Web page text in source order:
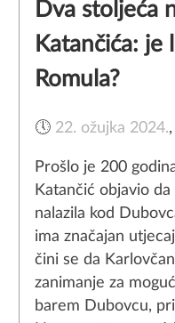
Dva stoljeća
Katančića: je
Romula?
🕔 22. ožujka 2024.
Prošlo je 200
Katančić objavio
nalazila kod
ima značajan
čini se da
zanimanje za
barem Dubovcu,